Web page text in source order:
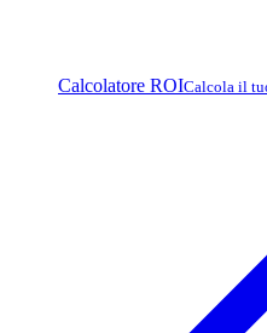
Calcolatore ROICalcola il